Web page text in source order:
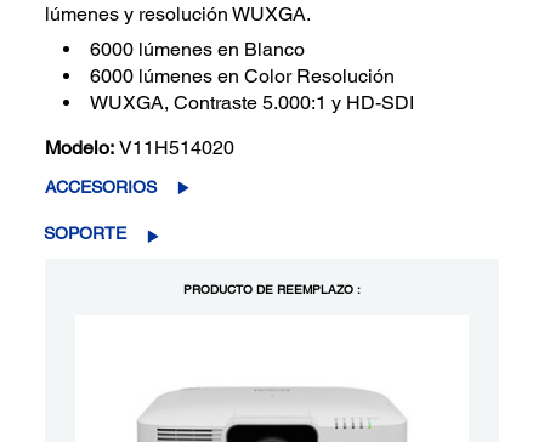
lúmenes y resolución WUXGA.
6000 lúmenes en Blanco
6000 lúmenes en Color Resolución
WUXGA, Contraste 5.000:1 y HD-SDI
Modelo: V11H514020
ACCESORIOS
SOPORTE
PRODUCTO DE REEMPLAZO :